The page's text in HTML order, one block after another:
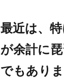
最近は、
が余計に
でもありま